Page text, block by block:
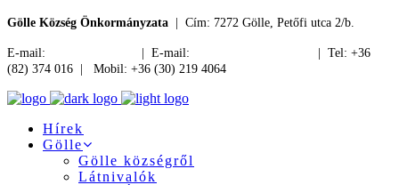
Gölle Község Önkormányzata | Cím: 7272 Gölle, Petőfi utca 2/b.
E-mail: | E-mail:
| Tel: +36
(82) 374 016 | Mobil: +36 (30) 219 4064
Hírek
Gölle
Gölle községről
Látnivalók